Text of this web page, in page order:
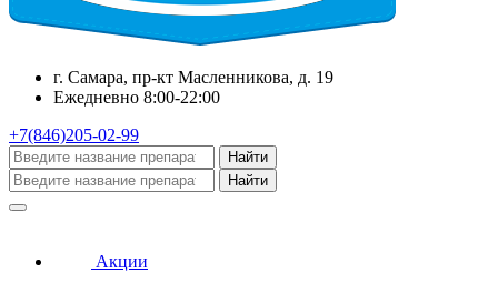
г. Самара, пр-кт Масленникова, д. 19
Ежедневно 8:00-22:00
+7(846)205-02-99
Найти
Найти
Акции